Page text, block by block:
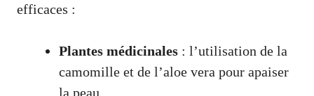
efficaces :
Plantes médicinales : l’utilisation de la
camomille et de l’aloe vera pour apaiser
la peau.